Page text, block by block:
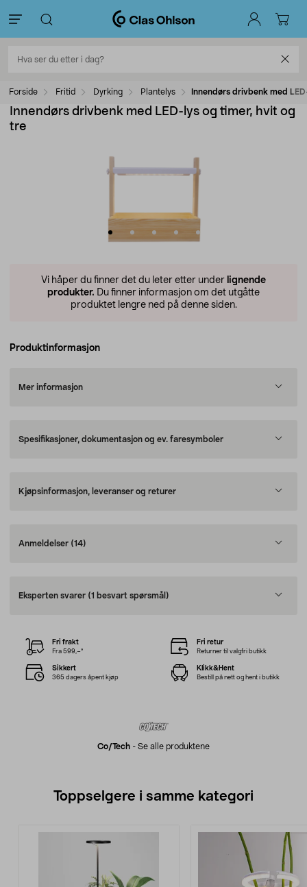
Forside Fritid Dyrking Plantelys Innendørs drivbenk med
Innendørs drivbenk med LED-lys og timer, hvit og
tre
Vi håper du finner det du leter etter under lignende
produkter. Du finner informasjon om det utgåtte
produktet lengre ned på denne siden.
Produktinformasjon
Mer informasjon
Spesifikasjoner, dokumentasjon og ev. faresymboler
Kjøpsinformasjon, leveranser og returer
Anmeldelser (14)
Eksperten svarer (1 besvart spørsmål)
Co/tech - Se alle produktene
Fri frakt
Fra 599,–*
Fri retur
Returner til valgfri butikk
Sikkert
365 dagers åpent kjøp
Klikk&Hent
Bestill på nett og hent i butikk
Toppselgere i samme kategori